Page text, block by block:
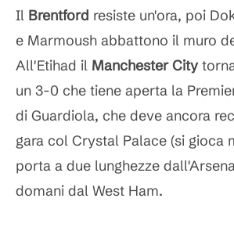
Il Brentford resiste un'ora, poi
e Marmoush abbattono il muro
All'Etihad il Manchester City
un 3-0 che tiene aperta la
di Guardiola, che deve ancora
gara col Crystal Palace (si gioca
porta a due lunghezze
domani dal West Ham.